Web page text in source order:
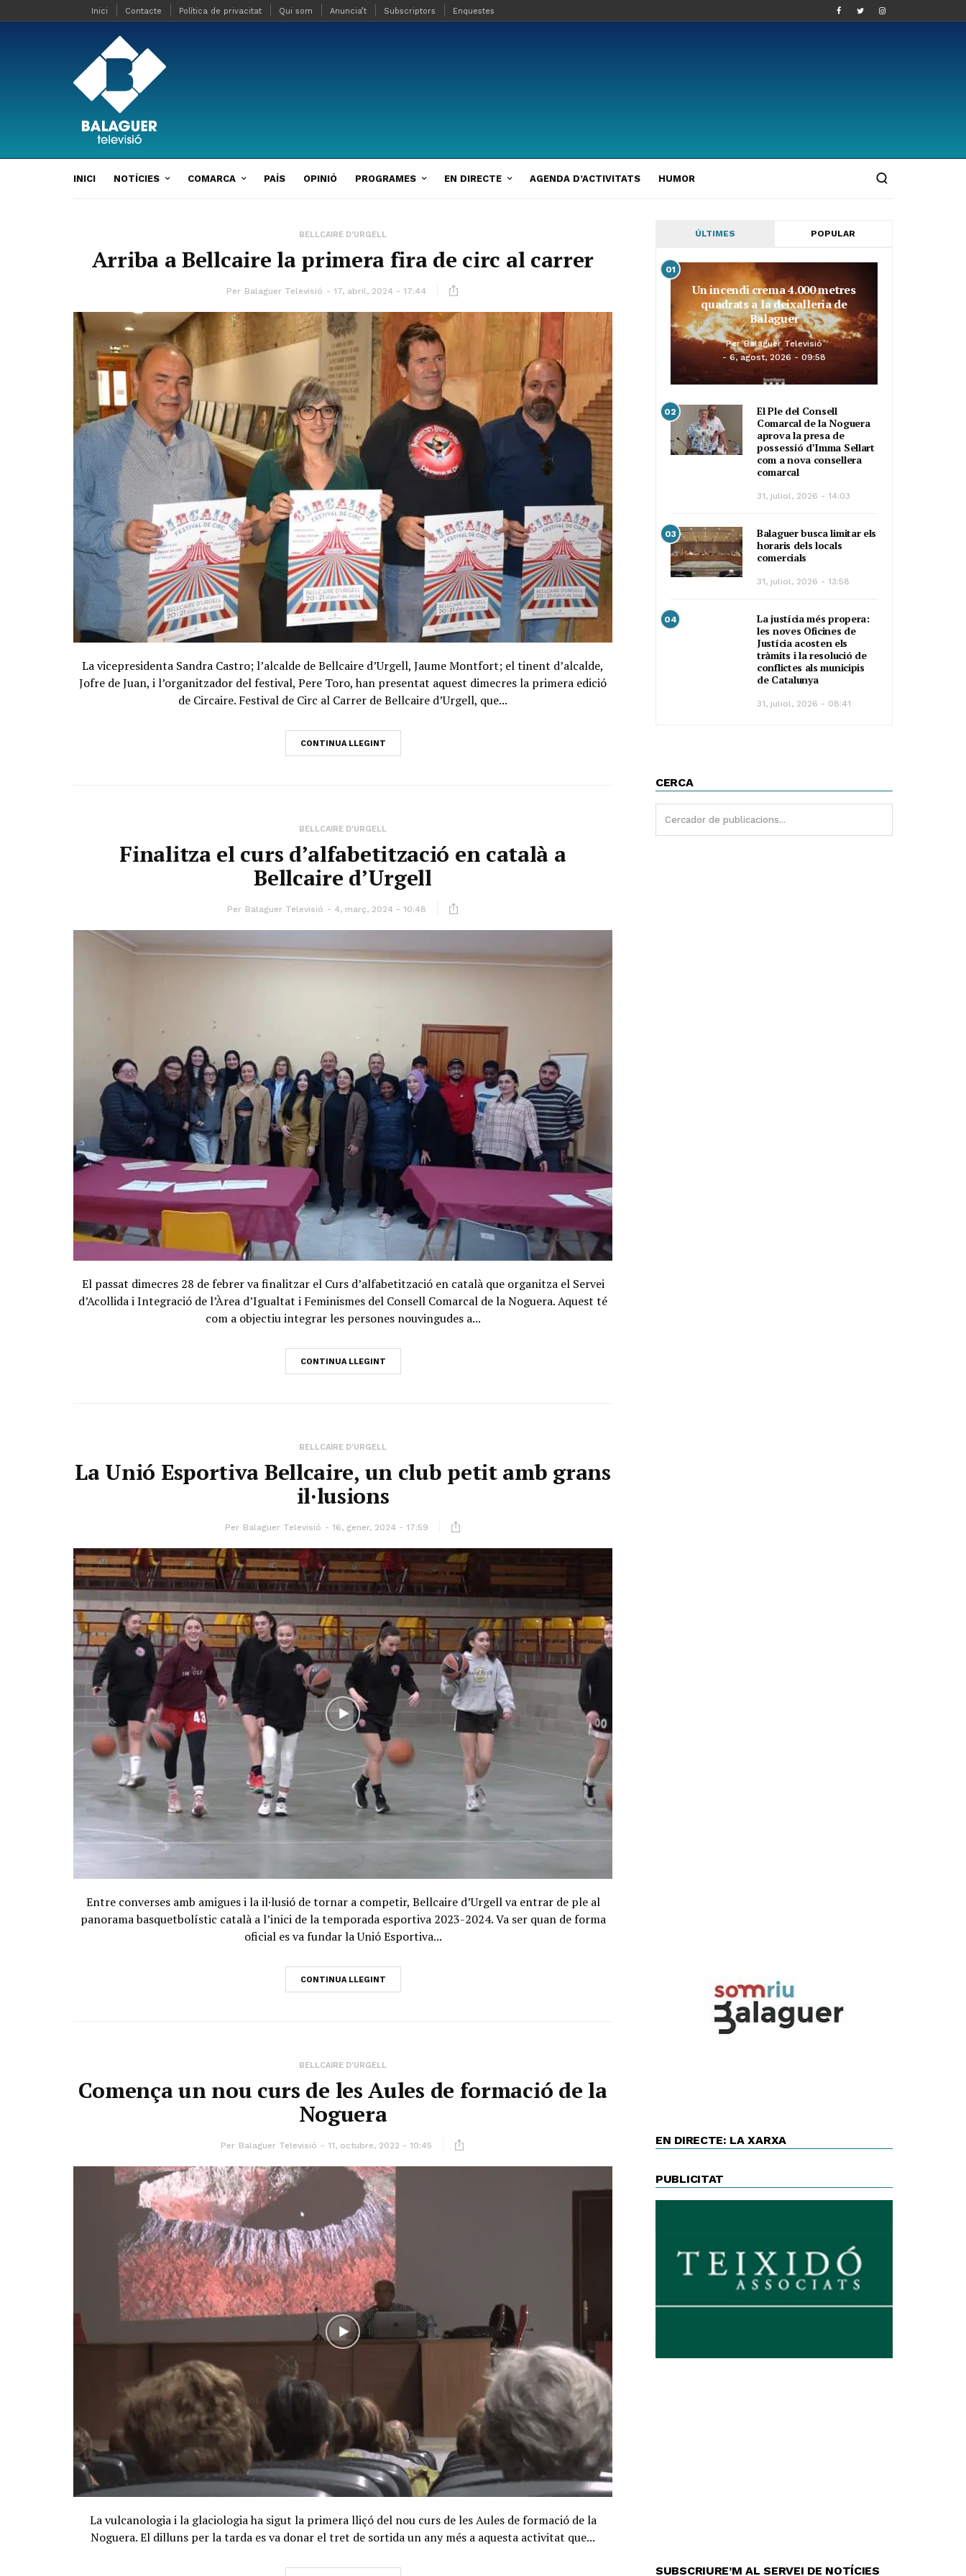
Inici Contacte Política de privacitat Qui som Anuncia’t Subscriptors Enquestes
INICI NOTÍCIES COMARCA PAÍS OPINIÓ PROGRAMES EN DIRECTE AGENDA D’ACTIVITATS HUMOR
BELLCAIRE D'URGELL
Arriba a Bellcaire la primera fira de circ al carrer
Per Balaguer Televisió 17, abril, 2024 - 17:44
La vicepresidenta Sandra Castro; l’alcalde de Bellcaire d’Urgell, Jaume Montfort; el tinent d’alcalde,
Jofre de Juan, i l’organitzador del festival, Pere Toro, han presentat aquest dimecres la primera edició
de Circaire. Festival de Circ al Carrer de Bellcaire d’Urgell, que...
CONTINUA LLEGINT
BELLCAIRE D'URGELL
Finalitza el curs d’alfabetització en català a
Bellcaire d’Urgell
Per Balaguer Televisió 4, març, 2024 - 10:48
El passat dimecres 28 de febrer va finalitzar el Curs d’alfabetització en català que organitza el Servei
d’Acollida i Integració de l’Àrea d’Igualtat i Feminismes del Consell Comarcal de la Noguera. Aquest té
com a objectiu integrar les persones nouvingudes a...
CONTINUA LLEGINT
BELLCAIRE D'URGELL
La Unió Esportiva Bellcaire, un club petit amb grans
il·lusions
Per Balaguer Televisió 16, gener, 2024 - 17:59
Entre converses amb amigues i la il·lusió de tornar a competir, Bellcaire d’Urgell va entrar de ple al
panorama basquetbolístic català a l’inici de la temporada esportiva 2023-2024. Va ser quan de forma
oficial es va fundar la Unió Esportiva...
CONTINUA LLEGINT
BELLCAIRE D'URGELL
Comença un nou curs de les Aules de formació de la
Noguera
Per Balaguer Televisió 11, octubre, 2022 - 10:45
La vulcanologia i la glaciologia ha sigut la primera lliçó del nou curs de les Aules de formació de la
Noguera. El dilluns per la tarda es va donar el tret de sortida un any més a aquesta activitat que...
ÚLTIMES POPULAR
01
Un incendi crema 4.000 metres
quadrats a la deixalleria de
Balaguer
Per Balaguer Televisió
6, agost, 2026 - 09:58
02
El Ple del Consell
Comarcal de la Noguera
aprova la presa de
possessió d’Imma Sellart
com a nova consellera
comarcal
31, juliol, 2026 - 14:03
03
Balaguer busca limitar els
horaris dels locals
comercials
31, juliol, 2026 - 13:58
04
La justícia més propera:
les noves Oficines de
Justícia acosten els
tràmits i la resolució de
conflictes als municipis
de Catalunya
31, juliol, 2026 - 08:41
CERCA
EN DIRECTE: LA XARXA
PUBLICITAT
SUBSCRIURE’M AL SERVEI DE NOTÍCIES